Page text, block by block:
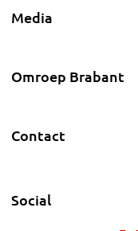
Media
Omroep Brabant
Contact
Social